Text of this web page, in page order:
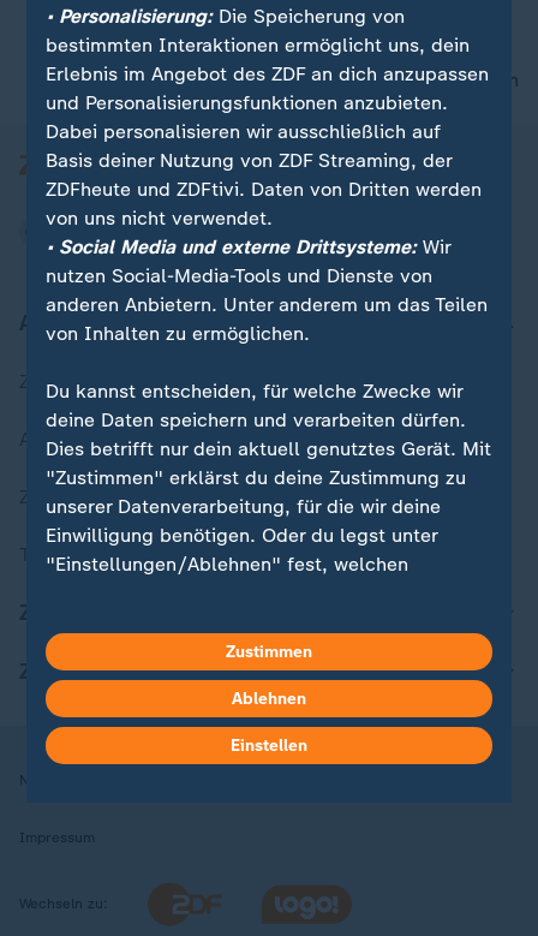
nach oben
Aktuell bei ZDFheute
Zuletzt veröffentlicht
Aktuelle Sendungs-Videos
ZDFheute Stories
Themen im Überblick
ZDFheute Apps
Nutzungsbedingungen
Impressum
Wechseln zu:
• Personalisierung:Die Speicherung von
bestimmten Interaktionen ermöglicht uns, dein
Erlebnis im Angebot des ZDF an dich anzupassen
und Personalisierungsfunktionen anzubieten.
Dabei personalisieren wir ausschließlich auf
Basis deiner Nutzung von ZDF Streaming, der
ZDFheute und ZDFtivi. Daten von Dritten werden
von uns nicht verwendet.
• Social Media und externe Drittsysteme:Wir
nutzen Social-Media-Tools und Dienste von
anderen Anbietern. Unter anderem um das Teilen
von Inhalten zu ermöglichen.
Du kannst entscheiden, für welche Zwecke wir
deine Daten speichern und verarbeiten dürfen.
Dies betrifft nur dein aktuell genutztes Gerät. Mit
"Zustimmen" erklärst du deine Zustimmung zu
unserer Datenverarbeitung, für die wir deine
Einwilligung benötigen. Oder du legst unter
"Einstellungen/Ablehnen" fest, welchen
kannst du jederzeit mit Wirkung für die Zukunft
in deinen Einstellungen widerrufen oder ändern.
Hier findest du das Impressum.
Weitere Informationen findest du in unserer
Zustimmen
Ablehnen
Einstellen